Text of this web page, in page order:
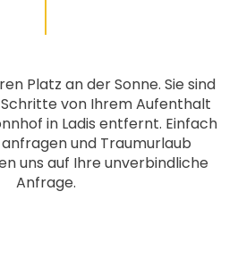
Platz an der Sonne. Sie sind
von Ihrem Aufenthalt
in Ladis entfernt. Einfach
und Traumurlaub
uns auf Ihre unverbindliche
Anfrage.